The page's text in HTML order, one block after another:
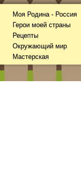
Моя Родина - Россия
Герои моей страны
Рецепты
Окружающий мир
Мастерская